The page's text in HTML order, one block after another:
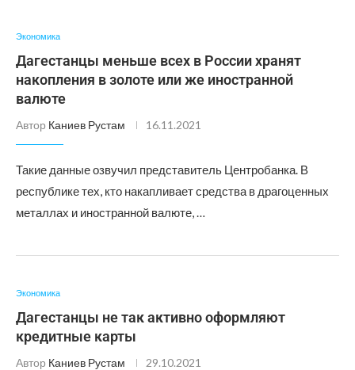
Экономика
Дагестанцы меньше всех в России хранят
накопления в золоте или же иностранной
валюте
Автор Каниев Рустам 16.11.2021
Такие данные озвучил представитель Центробанка. В
республике тех, кто накапливает средства в драгоценных
металлах и иностранной валюте, …
Экономика
Дагестанцы не так активно оформляют
кредитные карты
Автор Каниев Рустам 29.10.2021